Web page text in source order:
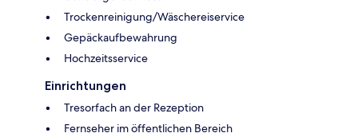
Trockenreinigung/Wäschereiservice
Gepäckaufbewahrung
Hochzeitsservice
Einrichtungen
Tresorfach an der Rezeption
Fernseher im öffentlichen Bereich